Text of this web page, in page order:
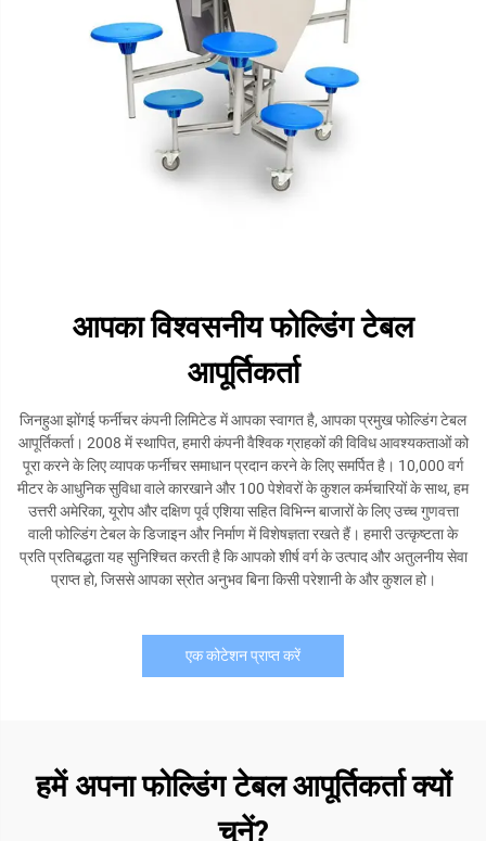
आपका विश्वसनीय फोल्डिंग टेबल
आपूर्तिकर्ता
जिनहुआ झोंगई फर्नीचर कंपनी लिमिटेड में आपका स्वागत है, आपका प्रमुख फोल्डिंग टेबल
आपूर्तिकर्ता। 2008 में स्थापित, हमारी कंपनी वैश्विक ग्राहकों की विविध आवश्यकताओं को
पूरा करने के लिए व्यापक फर्नीचर समाधान प्रदान करने के लिए समर्पित है। 10,000 वर्ग
मीटर के आधुनिक सुविधा वाले कारखाने और 100 पेशेवरों के कुशल कर्मचारियों के साथ, हम
उत्तरी अमेरिका, यूरोप और दक्षिण पूर्व एशिया सहित विभिन्न बाजारों के लिए उच्च गुणवत्ता
वाली फोल्डिंग टेबल के डिजाइन और निर्माण में विशेषज्ञता रखते हैं। हमारी उत्कृष्टता के
प्रति प्रतिबद्धता यह सुनिश्चित करती है कि आपको शीर्ष वर्ग के उत्पाद और अतुलनीय सेवा
प्राप्त हो, जिससे आपका स्रोत अनुभव बिना किसी परेशानी के और कुशल हो।
एक कोटेशन प्राप्त करें
हमें अपना फोल्डिंग टेबल आपूर्तिकर्ता क्यों
चुनें?